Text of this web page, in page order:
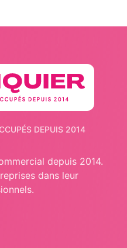
DEPUIS 2014
depuis 2014.
dans leur